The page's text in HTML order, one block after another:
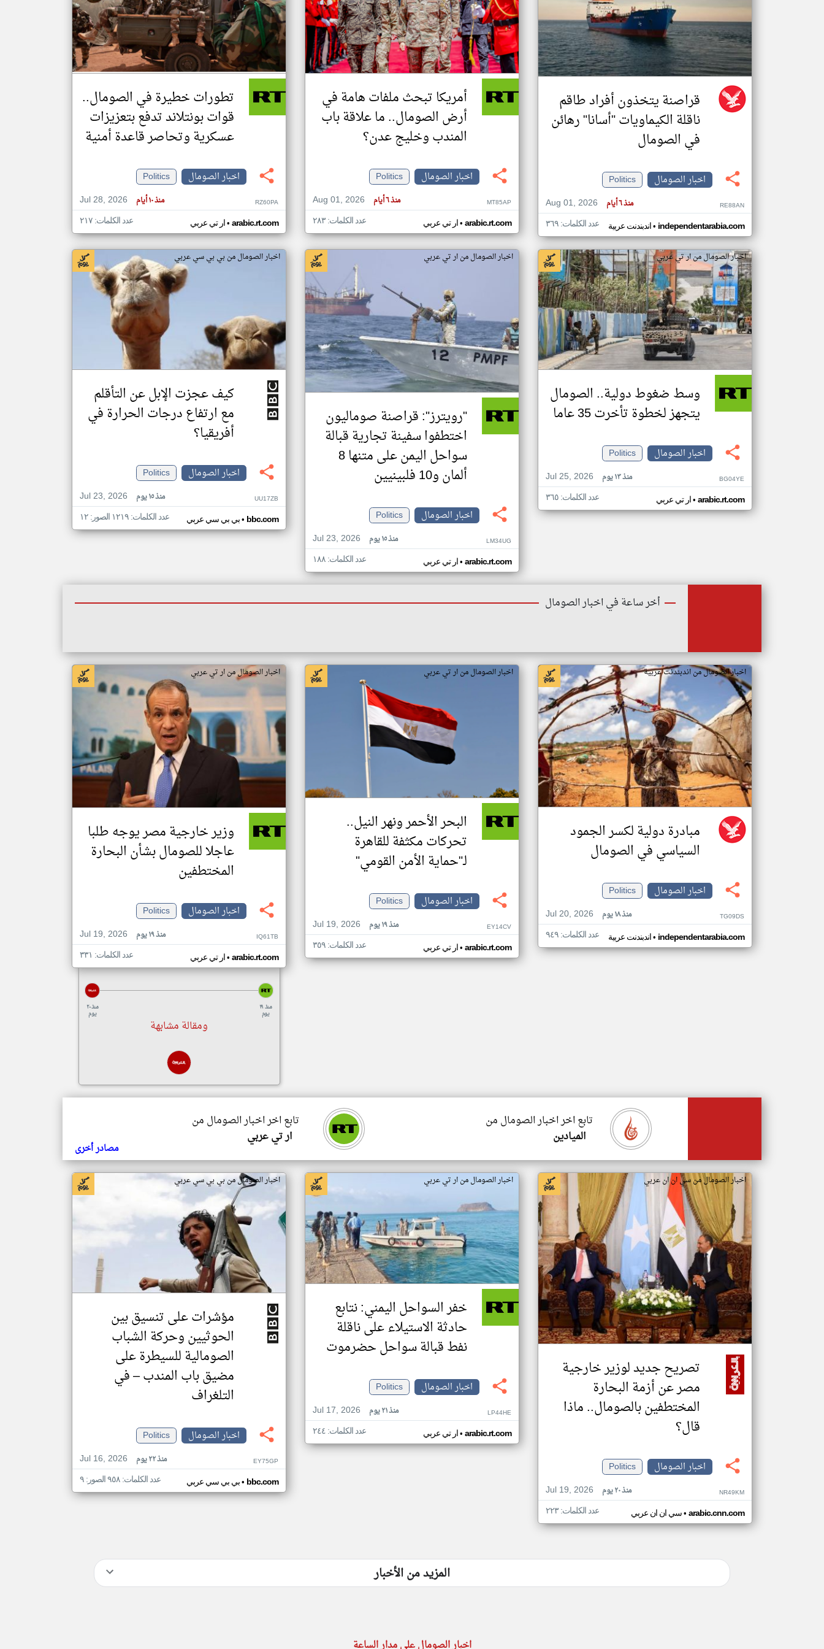
تغيير الدولة
مصادر الأخبار من الصومال
اخبار الصومال على مدار الساعة
أهم اخبار الصومال العاجلة والمباشرة
قراصنة يتخذون أفراد طاقم
ناقلة الكيماويات "أسانا" رهائن
في الصومال
اخبار الصومال
Politics
Aug 01, 2026
منذ ٦ أيام RE88AN
اندبندنت عربية• independentarabia.com عدد الكلمات: ٣٦٩
أمريكا تبحث ملفات هامة في
أرض الصومال.. ما علاقة باب
المندب وخليج عدن؟
اخبار الصومال
Politics
Aug 01, 2026
منذ ٦ أيام MT85AP
ار تي عربي• arabic.rt.com عدد الكلمات: ٢٨٣
تطورات خطيرة في الصومال..
قوات بونتلاند تدفع بتعزيزات
عسكرية وتحاصر قاعدة أمنية
اخبار الصومال
Politics
Jul 28, 2026
منذ ١٠ أيام RZ60PA
ار تي عربي• arabic.rt.com عدد الكلمات: ٢١٧
اخبار الصومال من ار تي عربي
وسط ضغوط دولية.. الصومال
يتجهز لخطوة تأخرت 35 عاما
اخبار الصومال
Politics
Jul 25, 2026
منذ ١٣ يوم BG04YE
ار تي عربي• arabic.rt.com عدد الكلمات: ٣٦٥
اخبار الصومال من ار تي عربي
"رويترز": قراصنة صوماليون
اختطفوا سفينة تجارية قبالة
سواحل اليمن على متنها 8
ألمان و10 فلبينيين
اخبار الصومال
Politics
Jul 23, 2026
منذ ١٥ يوم LM34UG
ار تي عربي• arabic.rt.com عدد الكلمات: ١٨٨
اخبار الصومال من بي بي سي عربي
كيف عجزت الإبل عن التأقلم
مع ارتفاع درجات الحرارة في
أفريقيا؟
اخبار الصومال
Politics
Jul 23, 2026
منذ ١٥ يوم UU17ZB
بي بي سي عربي• bbc.com عدد الكلمات: ١٢١٩ الصور: ١٢
أخر ساعة في اخبار الصومال
اخبار الصومال من اندبندنت عربية
مبادرة دولية لكسر الجمود
السياسي في الصومال
اخبار الصومال
Politics
Jul 20, 2026
منذ ١٨ يوم TG09DS
اندبندنت عربية• independentarabia.com عدد الكلمات: ٩٤٩
اخبار الصومال من ار تي عربي
البحر الأحمر ونهر النيل..
تحركات مكثفة للقاهرة
لـ"حماية الأمن القومي"
اخبار الصومال
Politics
Jul 19, 2026
منذ ١٩ يوم EY14CV
ار تي عربي• arabic.rt.com عدد الكلمات: ٣٥٩
اخبار الصومال من ار تي عربي
وزير خارجية مصر يوجه طلبا
عاجلا للصومال بشأن البحارة
المختطفين
اخبار الصومال
Politics
Jul 19, 2026
منذ ١٩ يوم IQ61TB
ار تي عربي• arabic.rt.com عدد الكلمات: ٣٣١
منذ ٢٠
يوم
منذ ١٩
يوم
ومقالة مشابهة
تابع اخر اخبار الصومال من
ار تي عربي
تابع اخر اخبار الصومال من
الميادين
مصادر أخرى
اخبار الصومال من سي ان ان عربي
تصريح جديد لوزير خارجية
مصر عن أزمة البحارة
المختطفين بالصومال.. ماذا
قال؟
اخبار الصومال
Politics
Jul 19, 2026
منذ ٢٠ يوم NR49KM
سي ان ان عربي• arabic.cnn.com عدد الكلمات: ٢٢٣
اخبار الصومال من ار تي عربي
خفر السواحل اليمني: نتابع
حادثة الاستيلاء على ناقلة
نفط قبالة سواحل حضرموت
اخبار الصومال
Politics
Jul 17, 2026
منذ ٢١ يوم LP44HE
ار تي عربي• arabic.rt.com عدد الكلمات: ٢٤٤
اخبار الصومال من بي بي سي عربي
مؤشرات على تنسيق بين
الحوثيين وحركة الشباب
الصومالية للسيطرة على
مضيق باب المندب – في
التلغراف
اخبار الصومال
Politics
Jul 16, 2026
منذ ٢٢ يوم EY75GP
بي بي سي عربي• bbc.com عدد الكلمات: ٩٥٨ الصور: ٩
المزيد من الأخبار
klyoum.com